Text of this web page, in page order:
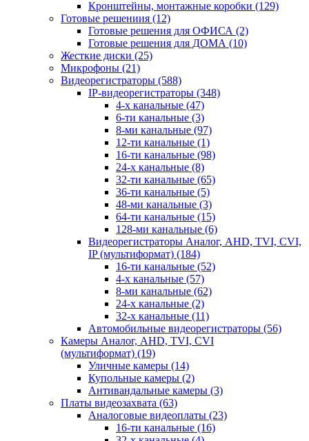
Кронштейны, монтажные коробки (129)
Готовые решениия (12)
Готовые решения для ОФИСА (2)
Готовые решения для ДОМА (10)
Жесткие диски (25)
Микрофоны (21)
Видеорегистраторы (588)
IP-видеорегистраторы (348)
4-х канальные (47)
6-ти канальные (3)
8-ми канальные (97)
12-ти канальные (1)
16-ти канальные (98)
24-х канальные (8)
32-ти канальные (65)
36-ти канальные (5)
48-ми канальные (3)
64-ти канальные (15)
128-ми канальные (6)
Видеорегистраторы Аналог, AHD, TVI, CVI,
IP (мультиформат) (184)
16-ти канальные (52)
4-х канальные (57)
8-ми канальные (62)
24-х канальные (2)
32-х канальные (11)
Автомобильные видеорегистраторы (56)
Камеры Аналог, AHD, TVI, CVI
(мультиформат) (19)
Уличные камеры (14)
Купольные камеры (2)
Антивандальные камеры (3)
Платы видеозахвата (63)
Аналоговые видеоплаты (23)
16-ти канальные (16)